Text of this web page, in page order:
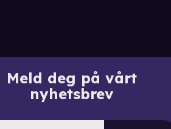
Meld deg på vårt
nyhetsbrev